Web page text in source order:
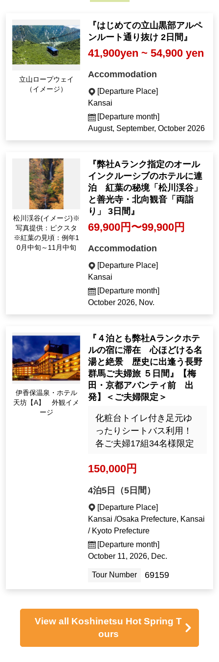
Tateyama Ropeway (I
mage)
『はじめての立山黒部アルペ
ンルート通り抜け 2日間』
41,900yen ~ 54,900 yen
Accommodation
[Departure Place]
Kansai
[Departure month]
August, September, October 2026
松川渓谷(イメージ)※
写真提供：ピクスタ
※紅葉の見頃：例年1
0月中旬～11月中旬
『弊社Aランク指定のオール
インクルーシブのホテルに連
泊 紅葉の秘境「松川渓谷」
と善光寺・北向観音「両詣
り」 3日間』
69,900円〜99,900円
Accommodation
[Departure Place]
Kansai
[Departure month]
October 2026, Nov.
伊香保温泉・ホテル
天坊【A】 外観イメ
ージ
『４泊とも弊社Aランクホテ
ルの宿に滞在 心ほどける名
湯と絶景 歴史に出逢う長野
群馬ご夫婦旅 ５日間』【梅
田・京都アバンティ前 出
発】＜ご夫婦限定＞
化粧台トイレ付き足元ゆ
ったりシートバス利用！
各ご夫婦17組34名様限定
150,000円
4泊5日（5日間）
[Departure Place]
Kansai /Osaka Prefecture, Kansai
/ Kyoto Prefecture
[Departure month]
October 11, 2026, Dec.
Tour Number 69159
View all Koshinetsu Hot Spring T
ours